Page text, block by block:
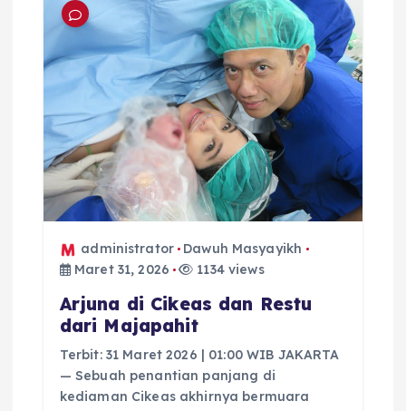
administrator
Dawuh Masyayikh
Maret 31, 2026
1134 views
Arjuna di Cikeas dan Restu
dari Majapahit
Terbit: 31 Maret 2026 | 01:00 WIB JAKARTA
— Sebuah penantian panjang di
kediaman Cikeas akhirnya bermuara